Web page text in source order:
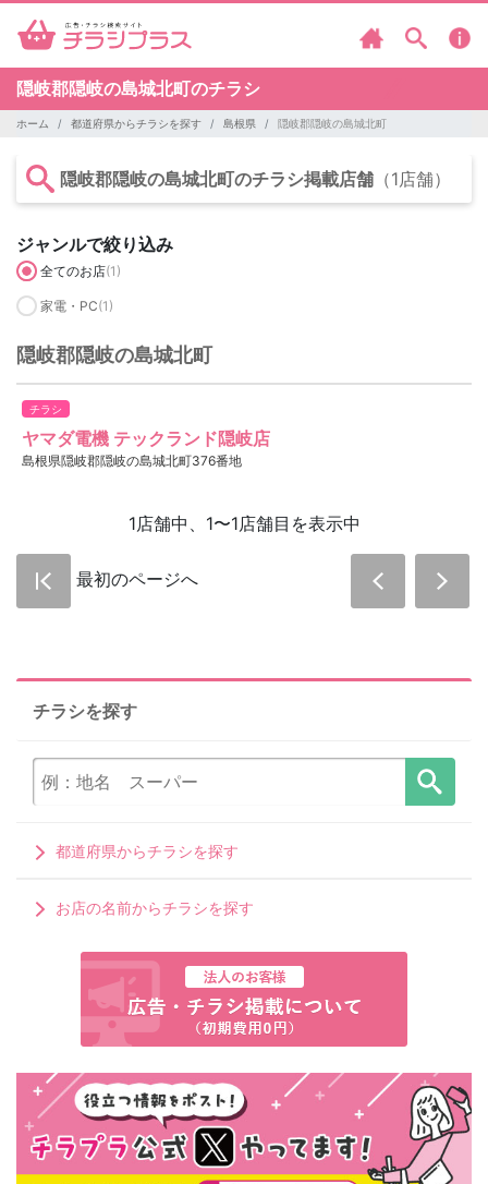
隠岐郡隠岐の島城北町のチラシ
ホーム 都道府県からチラシを探す 島根県 隠岐郡隠岐の島城北町
隠岐郡隠岐の島城北町のチラシ掲載店舗 （1店舗）
ジャンルで絞り込み
全てのお店(1)
家電・PC(1)
隠岐郡隠岐の島城北町
チラシ
ヤマダ電機 テックランド隠岐店
島根県隠岐郡隠岐の島城北町376番地
1店舗中、1〜1店舗目を表示中
最初のページへ
チラシを探す
都道府県からチラシを探す
お店の名前からチラシを探す